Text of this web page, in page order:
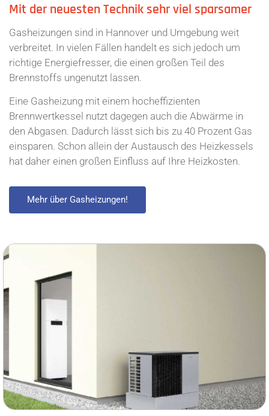
Mit der neuesten Technik sehr viel sparsamer
Gasheizungen sind in Hannover und Umgebung weit
verbreitet. In vielen Fällen handelt es sich jedoch um
richtige Energiefresser, die einen großen Teil des
Brennstoffs ungenutzt lassen.
Eine Gasheizung mit einem hocheffizienten
Brennwertkessel nutzt dagegen auch die Abwärme in
den Abgasen. Dadurch lässt sich bis zu 40 Prozent Gas
einsparen. Schon allein der Austausch des Heizkessels
hat daher einen großen Einfluss auf Ihre Heizkosten.
Mehr über Gasheizungen!